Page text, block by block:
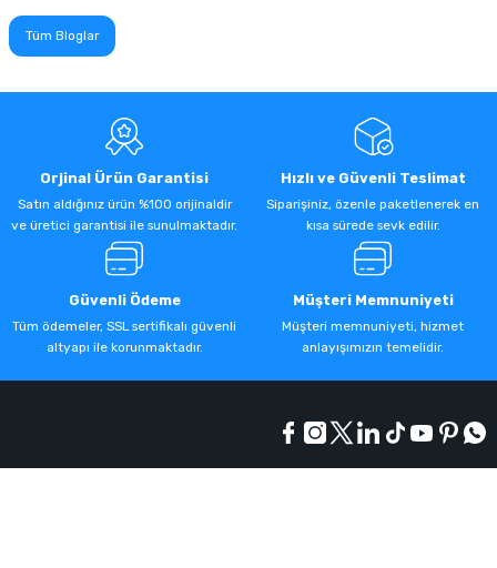
Tüm Bloglar
Orjinal Ürün Garantisi
Satın aldığınız ürün %100 orijinaldir
ve üretici garantisi ile sunulmaktadır.
Hızlı ve Güvenli Teslimat
Siparişiniz, özenle paketlenerek en
kısa sürede sevk edilir.
Güvenli Ödeme
Tüm ödemeler, SSL sertifikalı güvenli
altyapı ile korunmaktadır.
Müşteri Memnuniyeti
Müşteri memnuniyeti, hizmet
anlayışımızın temelidir.